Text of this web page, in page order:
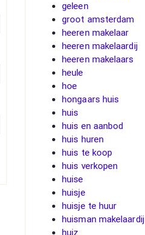
geleen
groot amsterdam
heeren makelaar
heeren makelaardij
heeren makelaars
heule
hoe
hongaars huis
huis
huis en aanbod
huis huren
huis te koop
huis verkopen
huise
huisje
huisje te huur
huisman makelaardij
huiz